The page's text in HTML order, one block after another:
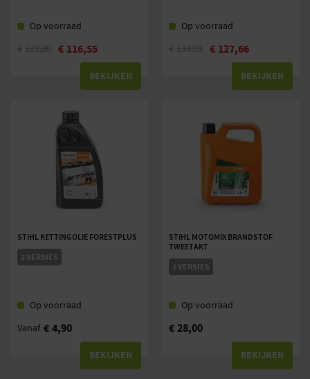
Op voorraad
€ 122,00 € 116,55
BEKIJKEN
Op voorraad
€ 134,00 € 127,66
BEKIJKEN
STIHL KETTINGOLIE FORESTPLUS
2 VERSIES
Op voorraad
Vanaf €4,90
BEKIJKEN
STIHL MOTOMIX BRANDSTOF
TWEETAKT
2 VERSIES
Op voorraad
€28,00
BEKIJKEN